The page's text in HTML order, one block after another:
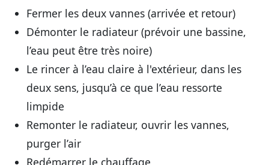
Fermer les deux vannes (arrivée et retour)
Démonter le radiateur (prévoir une bassine,
l’eau peut être très noire)
Le rincer à l’eau claire à l'extérieur, dans les
deux sens, jusqu’à ce que l’eau ressorte
limpide
Remonter le radiateur, ouvrir les vannes,
purger l’air
Redémarrer le chauffage